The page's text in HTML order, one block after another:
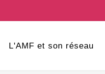
L'AMF et son réseau